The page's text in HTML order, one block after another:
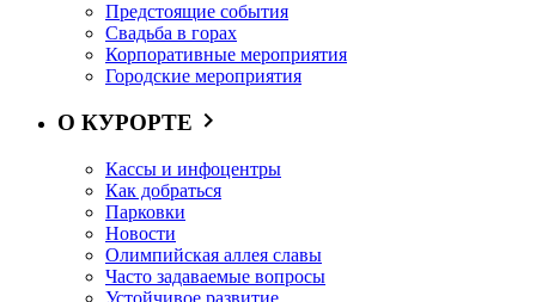
Предстоящие события
Свадьба в горах
Корпоративные мероприятия
Городские мероприятия
О КУРОРТЕ
Кассы и инфоцентры
Как добраться
Парковки
Новости
Олимпийская аллея славы
Часто задаваемые вопросы
Устойчивое развитие